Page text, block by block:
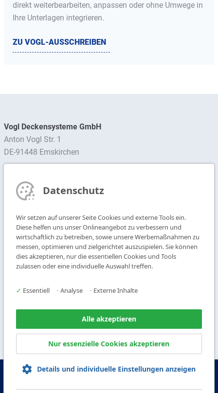
direkt weiterbearbeiten, anpassen oder ohne Umwege in
Ihre Unterlagen integrieren.
ZU VOGL-AUSSCHREIBEN
Vogl Deckensysteme GmbH
Anton Vogl Str. 1
DE-91448 Emskirchen
Newsletter abonnieren
+49 9104 825-0
+49 9104 825-250
info@vogl-deckensysteme.de
Service
© Copyright Vogl Deckensysteme - 2026
Datenschutz
Wir setzen auf unserer Seite Cookies und externe Tools ein.
Diese helfen uns unser Onlineangebot zu verbessern und
wirtschaftlich zu betreiben, sowie unsere Werbemaßnahmen zu
messen, optimieren und zielgerichtet auszuspielen. Sie können
dies akzeptieren, nur die essentiellen Cookies und Tools
zulassen oder eine individuelle Auswahl treffen.
✓ Essentiell • Analyse • Externe Inhalte
Alle akzeptieren
Nur essenzielle Cookies akzeptieren
Details und individuelle Einstellungen anzeigen